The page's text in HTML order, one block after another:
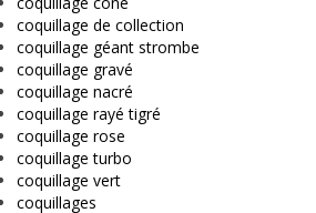
coquillage de collection
coquillage géant strombe
coquillage gravé
coquillage nacré
coquillage rayé tigré
coquillage rose
coquillage turbo
coquillage vert
coquillages